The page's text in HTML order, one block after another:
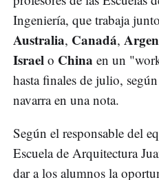
Ingeniería, que trabaja
Australia, Canadá,
Israel o China en un
hasta finales de julio,
navarra en una nota.
Según el responsable del
Escuela de Arquitectura
dar a los alumnos la